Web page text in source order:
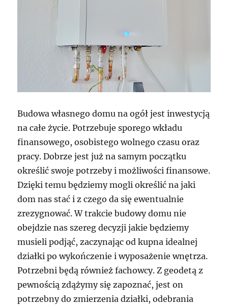
Budowa własnego domu na ogół jest inwestycją
na całe życie. Potrzebuje sporego wkładu
finansowego, osobistego wolnego czasu oraz
pracy. Dobrze jest już na samym początku
określić swoje potrzeby i możliwości finansowe.
Dzięki temu będziemy mogli określić na jaki
dom nas stać i z czego da się ewentualnie
zrezygnować. W trakcie budowy domu nie
obejdzie nas szereg decyzji jakie będziemy
musieli podjąć, zaczynając od kupna idealnej
działki po wykończenie i wyposażenie wnętrza.
Potrzebni będą również fachowcy. Z geodetą z
pewnością zdążymy się zapoznać, jest on
potrzebny do zmierzenia działki, odebrania